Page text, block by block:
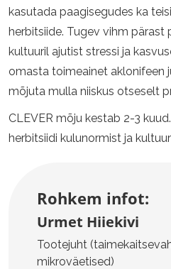
kasutada paagisegudes ka
herbitsiide. Tugev vihm
kultuuril ajutist stressi ja
omasta toimeainet aklonifeen
mõjuta mulla niiskus otseselt
CLEVER mõju kestab 2-3
herbitsiidi kulunormist ja
Rohkem infot:
Urmet Hiiekivi
Tootejuht
mikroväetised)